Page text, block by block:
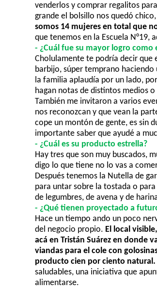
venderlos y comprar regalitos
grande el bolsillo nos quedó
somos 14 mujeres en total que
que tenemos en la Escuela N°19,
- ¿Cuál fue su mayor logro como
Cholulamente te podría decir que
barbijo, súper temprano haciendo
la familia aplaudía por un lado,
hagan notas de distintos medios
También me invitaron a varios
nos reconozcan y que vean la
cope un montón de gente, es sin
importante saber que ayudé a
- ¿Cuál es su producto estrella?
Hay tres que son muy buscados,
digo lo que tiene no lo vas a
Después tenemos la Nutella de
para untar sobre la tostada o
de legumbres, de avena y de
- ¿Qué tienen proyectado a
Hace un tiempo ando un poco
del negocio propio. El local
acá en Tristán Suárez en donde
viandas para el cole con
producto cien por ciento natural.
saludables, una iniciativa que
alimentarse.